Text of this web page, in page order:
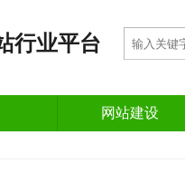
行业平台
网站建设